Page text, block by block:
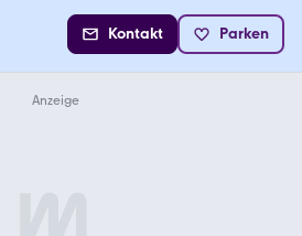
Kontakt Parken